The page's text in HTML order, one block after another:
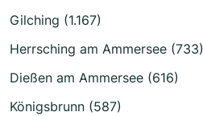
Gilching (1.167)
Herrsching am Ammersee (733)
Dießen am Ammersee (616)
Königsbrunn (587)